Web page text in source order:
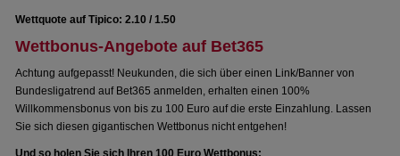
Wettquote auf Tipico: 2.10 / 1.50
Wettbonus-Angebote auf Bet365
Achtung aufgepasst! Neukunden, die sich über einen Link/Banner von
Bundesligatrend auf Bet365 anmelden, erhalten einen 100%
Willkommensbonus von bis zu 100 Euro auf die erste Einzahlung. Lassen
Sie sich diesen gigantischen Wettbonus nicht entgehen!
Und so holen Sie sich Ihren 100 Euro Wettbonus: